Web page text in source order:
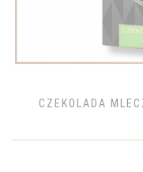
CZEKOLADA